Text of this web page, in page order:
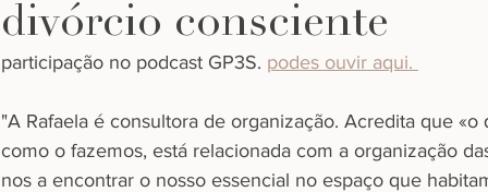
divórcio consciente
participação no podcast GP3S. podes ouvir aqui.
"A Rafaela é consultora de organização. Acredita que
como o fazemos, está relacionada com a organização
nos a encontrar o nosso essencial no espaço que